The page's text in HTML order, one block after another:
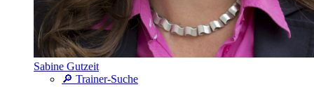
Sabine Gutzeit
🔎 Trainer-Suche